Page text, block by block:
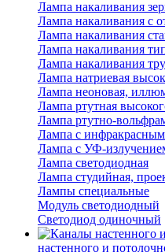
Лампа накаливания
Лампа накаливания с
Лампа накаливания
Лампа накаливания
Лампа накаливания
Лампа натриевая
Лампа неоновая,
Лампа ртутная
Лампа ртутно-
Лампа с
Лампа с УФ-
Лампа светодиодная
Лампа студийная,
Лампы специальные
Модуль светодиодный
Светодиод одиночный
настенного и